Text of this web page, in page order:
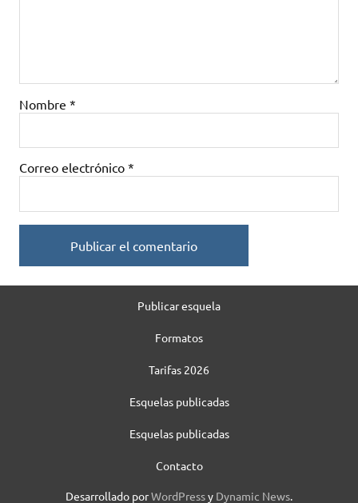
Nombre *
Correo electrónico *
Publicar esquela
Formatos
Tarifas 2026
Esquelas publicadas
Esquelas publicadas
Contacto
Desarrollado porWordPressy Dynamic News.